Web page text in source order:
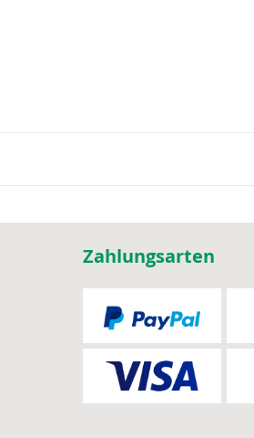
Zahlungsarten